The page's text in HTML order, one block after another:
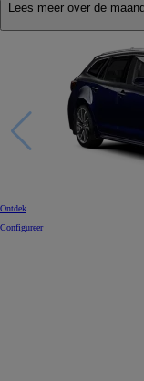
Lees meer over de
Ontdek
Configureer